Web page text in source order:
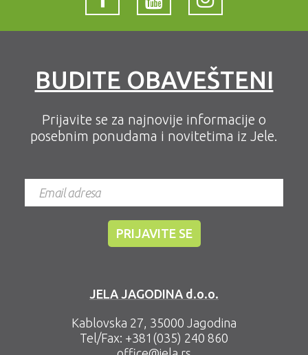
BUDITE OBAVEŠTENI
Prijavite se za najnovije informacije o
posebnim ponudama i novitetima iz Jele.
JELA JAGODINA d.o.o.
Kablovska 27, 35000 Jagodina
Tel/Fax: +381(035) 240 860